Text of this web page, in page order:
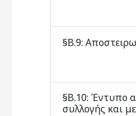
§Β.9:
§Β.10: Έντυπο
συλλογής και